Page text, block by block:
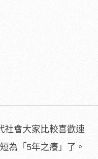
社會大家比較喜歡速
為「5年之癢」了。